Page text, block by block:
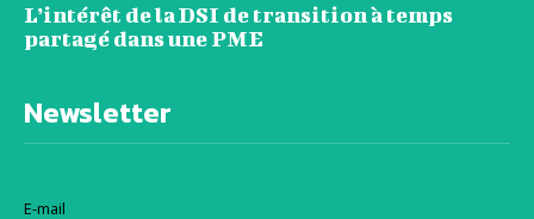
L’intérêt de la DSI de transition à temps
partagé dans une PME
Newsletter
E-mail